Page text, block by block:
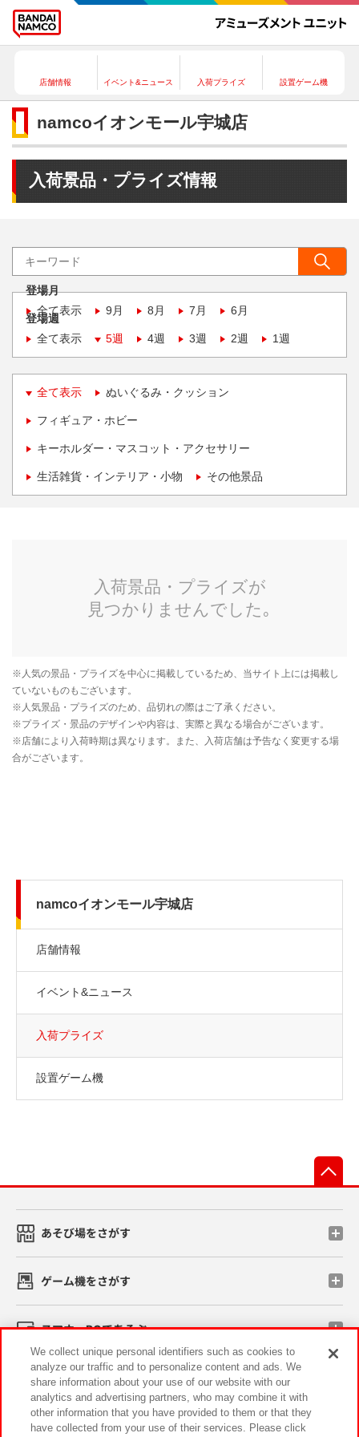
店舗情報 イベント&ニュース 入荷プライズ 設置ゲーム機
namcoイオンモール宇城店
入荷景品・プライズ情報
登場月
全て表示
9月 8月 7月 6月
登場週
全て表示
5週 4週 3週 2週 1週
全て表示 ぬいぐるみ・クッション
フィギュア・ホビー
キーホルダー・マスコット・アクセサリー
生活雑貨・インテリア・小物 その他景品
namcoイオンモール宇城店
店舗情報
イベント&ニュース
入荷プライズ
設置ゲーム機
あそび場をさがす
ゲーム機をさがす
スマホ・PCであそぶ
イベント・キャンペーン
We collect unique personal identifiers such as cookies to
analyze our traffic and to personalize content and ads. We
share information about your use of our website with our
analytics and advertising partners, who may combine it with
other information that you have provided to them or that they
have collected from your use of their services. Please click